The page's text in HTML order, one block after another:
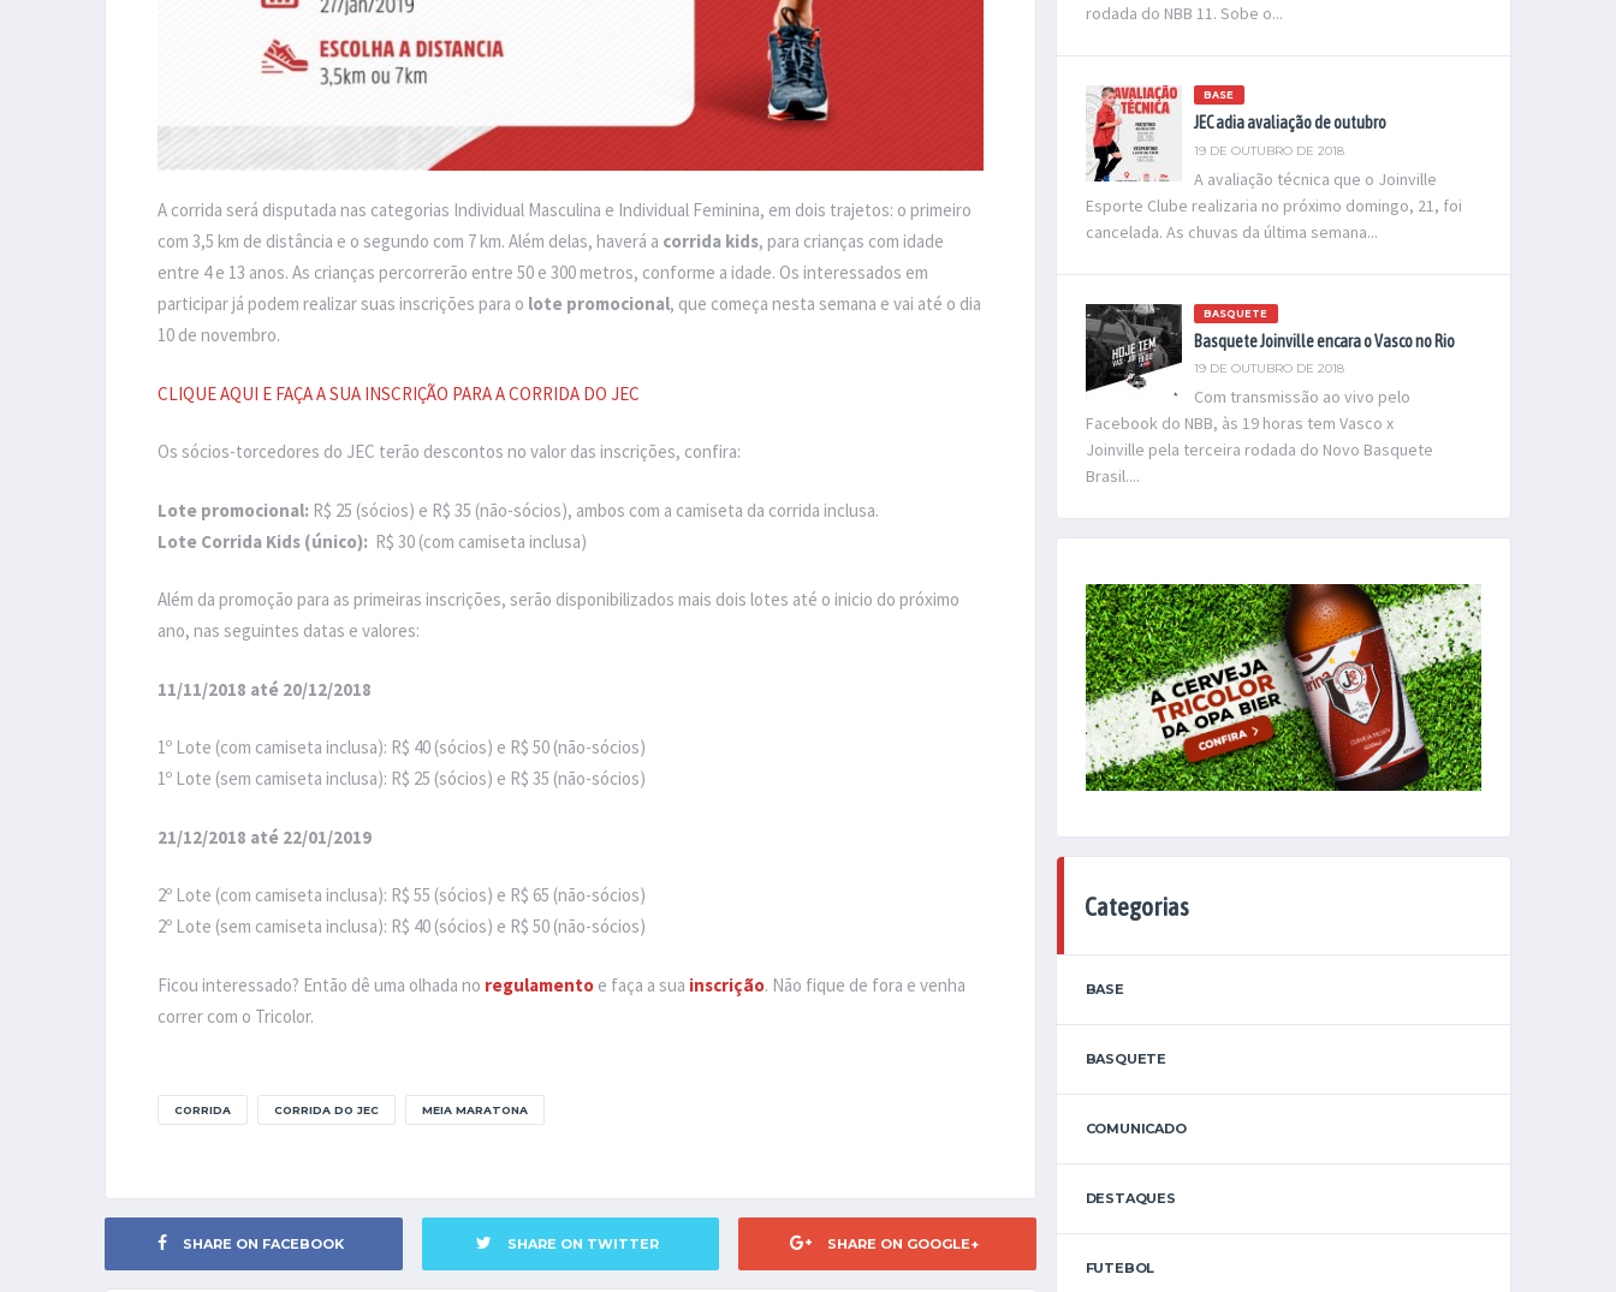
A corrida será disputada nas categorias Individual Masculina e Individual Feminina, em dois trajetos: o primeiro
com 3,5 km de distância e o segundo com 7 km. Além delas, haverá a corrida kids, para crianças com idade
entre 4 e 13 anos. As crianças percorrerão entre 50 e 300 metros, conforme a idade. Os interessados em
participar já podem realizar suas inscrições para o lote promocional, que começa nesta semana e vai até o dia
10 de novembro.
CLIQUE AQUI E FAÇA A SUA INSCRIÇÃO PARA A CORRIDA DO JEC
Os sócios-torcedores do JEC terão descontos no valor das inscrições, confira:
Lote promocional: R$ 25 (sócios) e R$ 35 (não-sócios), ambos com a camiseta da corrida inclusa.
Lote Corrida Kids (único): R$ 30 (com camiseta inclusa)
Além da promoção para as primeiras inscrições, serão disponibilizados mais dois lotes até o inicio do próximo
ano, nas seguintes datas e valores:
11/11/2018 até 20/12/2018
1º Lote (com camiseta inclusa): R$ 40 (sócios) e R$ 50 (não-sócios)
1º Lote (sem camiseta inclusa): R$ 25 (sócios) e R$ 35 (não-sócios)
21/12/2018 até 22/01/2019
2º Lote (com camiseta inclusa): R$ 55 (sócios) e R$ 65 (não-sócios)
2º Lote (sem camiseta inclusa): R$ 40 (sócios) e R$ 50 (não-sócios)
Ficou interessado? Então dê uma olhada no regulamento e faça a sua inscrição. Não fique de fora e venha
correr com o Tricolor.
CORRIDA CORRIDA DO JEC MEIA MARATONA
SHARE ON FACEBOOK SHARE ON TWITTER SHARE ON GOOGLE+
rodada do NBB 11. Sobe o...
BASE
JEC adia avaliação de outubro
19 DE OUTUBRO DE 2018
A avaliação técnica que o Joinville
Esporte Clube realizaria no próximo domingo, 21, foi
cancelada. As chuvas da última semana...
BASQUETE
Basquete Joinville encara o Vasco no Rio
19 DE OUTUBRO DE 2018
Com transmissão ao vivo pelo
Facebook do NBB, às 19 horas tem Vasco x
Joinville pela terceira rodada do Novo Basquete
Brasil....
Categorias
BASE
BASQUETE
COMUNICADO
DESTAQUES
FUTEBOL